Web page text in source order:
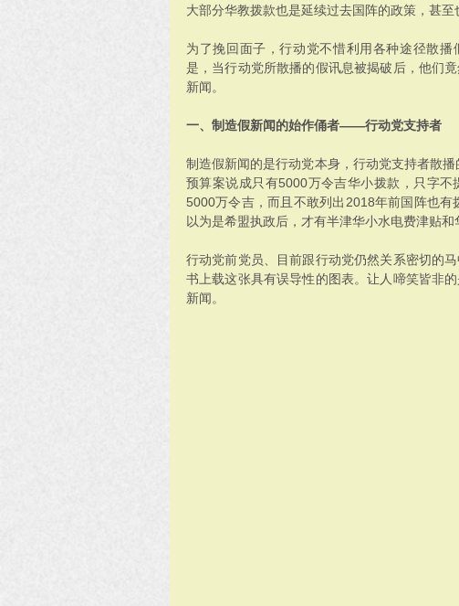
大部分华教拨款也是延续过去国阵的政策，甚至
为了挽回面子，行动党不惜利用各种途径散播
是，当行动党所散播的假讯息被揭破后，他们
新闻。
一、制造假新闻的始作俑者——行动党支持者
制造假新闻的是行动党本身，行动党支持者散
预算案说成只有5000万令吉华小拨款，只字
5000万令吉，而且不敢列出2018年前国阵也
以为是希盟执政后，才有半津华小水电费津贴和
行动党前党员、目前跟行动党仍然关系密切的
书上载这张具有误导性的图表。让人啼笑皆非
新闻。